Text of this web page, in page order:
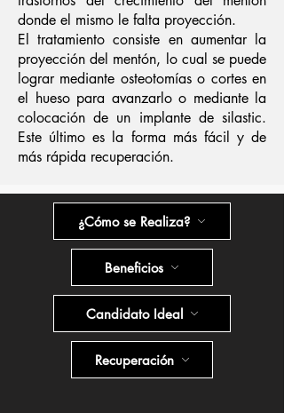
donde el mismo le falta proyección.
El tratamiento consiste en aumentar la
proyección del mentón, lo cual se puede
lograr mediante osteotomías o cortes en
el hueso para avanzarlo o mediante la
colocación de un implante de silastic.
Este último es la forma más fácil y de
más rápida recuperación.
¿Cómo se Realiza?
Beneficios
Candidato Ideal
Recuperación